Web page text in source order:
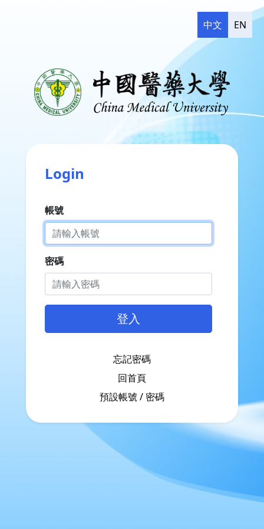
中文 EN
Login
帳號
密碼
登入
忘記密碼
回首頁
預設帳號 / 密碼